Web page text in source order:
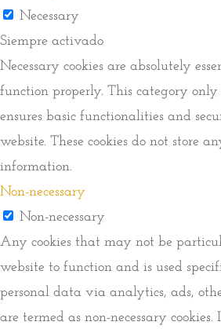
Necessary
Siempre activado
Necessary cookies are absolutely
function properly. This category only
ensures basic functionalities and
website. These cookies do not store
information.
Non-necessary
Non-necessary
Any cookies that may not be
website to function and is used
personal data via analytics, ads,
are termed as non-necessary